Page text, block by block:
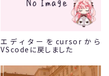
エディターをcursorから
VScodeに戻しました